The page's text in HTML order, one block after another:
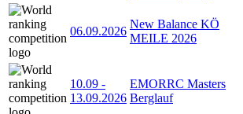
06.09.2026
New Balance KÖ
MEILE 2026
10.09 -
13.09.2026
EMORRC Masters
Berglauf